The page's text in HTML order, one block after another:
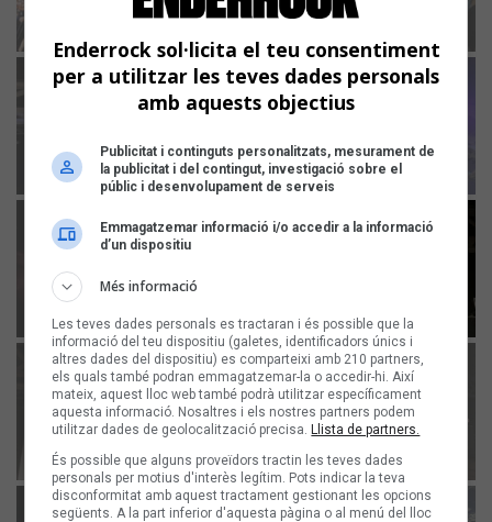
Enderrock sol·licita el teu consentiment
per a utilitzar les teves dades personals
amb aquests objectius
Publicitat i continguts personalitzats, mesurament de
la publicitat i del contingut, investigació sobre el
públic i desenvolupament de serveis
Emmagatzemar informació i/o accedir a la informació
d’un dispositiu
Més informació
Les teves dades personals es tractaran i és possible que la
informació del teu dispositiu (galetes, identificadors únics i
altres dades del dispositiu) es comparteixi amb 210 partners,
els quals també podran emmagatzemar-la o accedir-hi. Així
mateix, aquest lloc web també podrà utilitzar específicament
aquesta informació. Nosaltres i els nostres partners podem
utilitzar dades de geolocalització precisa. Llista de partners.
És possible que alguns proveïdors tractin les teves dades
personals per motius d'interès legítim. Pots indicar la teva
disconformitat amb aquest tractament gestionant les opcions
següents. A la part inferior d'aquesta pàgina o al menú del lloc